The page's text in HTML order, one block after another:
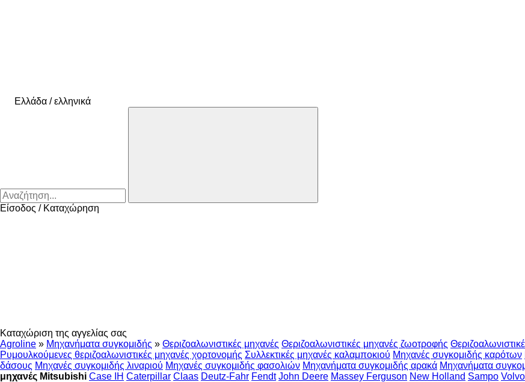
Ελλάδα / ελληνικά
Είσοδος / Καταχώρηση
Καταχώριση της αγγελίας σας
Agroline » Μηχανήματα συγκομιδής » Θεριζοαλωνιστικές μηχανές Θεριζοαλωνιστικές μηχανές ζωοτροφής
Ρυμουλκούμενες θεριζοαλωνιστικές μηχανές χορτονομής Συλλεκτικές μηχανές καλαμποκιού Μηχανές συγκομιδής καρότων
δάσους Μηχανές συγκομιδής λιναριού Μηχανές συγκομιδής φασολιών Μηχανήματα συγκομιδής αρακά Μηχανήματα
μηχανές Mitsubishi Case IH Caterpillar Claas Deutz-Fahr Fendt John Deere Massey Ferguson New Holland Sampo Volvo